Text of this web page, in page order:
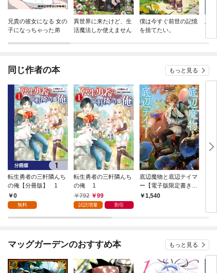
兄貴の彼女になる 女の
子になっちゃった弟
異世界に来たけど、生
活魔法しか使えません
僕は今すぐ前世の記憶
を捨てたい。
怠
同じ作者の本 もっと見る
転生勇者の三軒隣んち
の俺【分冊版】 1
0
無料
転生勇者の三軒隣んち
の俺 1
792
99
試読増量 割引
底辺魔物と底辺テイマ
ー【電子版限定書き下
ろしSS付】
1,540
マッグガーデンのおすすめ本 もっと見る